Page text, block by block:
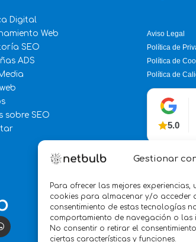
Gestionar
Para ofrecer las mejores
cookies para almacenar y/o acceder
consentimiento de estas tecnologías
comportamiento de navegación o las
No consentir o retirar el
ciertas características y funciones.
Digital
Web
SEO
ADS
sobre SEO
Aviso Legal
Política de
Política de
Política de
5.0